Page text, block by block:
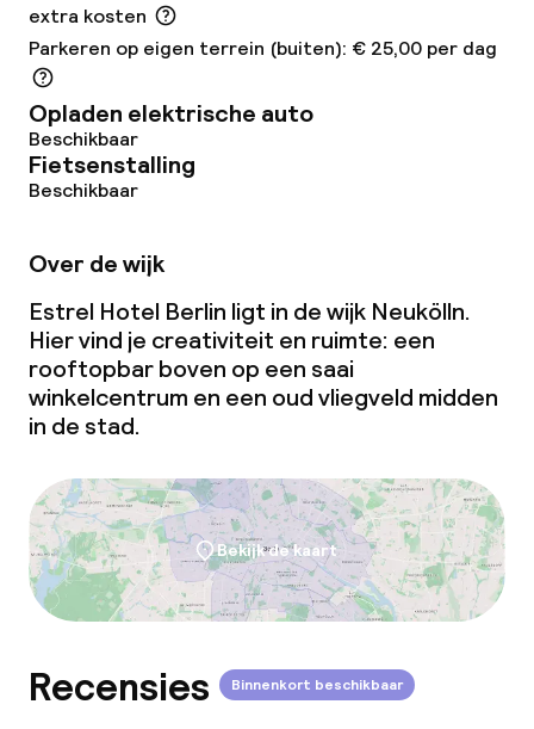
Eet- en drinkdiensten
Lunch à la carte
Lunch, vast menu
Diner à la carte
Diner, vast menu
Roomservice
Glutenvrije opties
Vegetarische opties
Babysitservice
extra kosten
Parkeren op eigen terrein (buiten): € 25,00 per dag
Opladen elektrische auto
Beschikbaar
Fietsenstalling
Beschikbaar
Over de wijk
Estrel Hotel Berlin ligt in de wijk Neukölln.
Hier vind je creativiteit en ruimte: een
rooftopbar boven op een saai
winkelcentrum en een oud vliegveld midden
in de stad.
Bekijk de kaart
Recensies Binnenkort beschikbaar